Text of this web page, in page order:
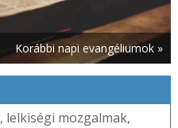
Korábbi napi evangéliumok »
, lelkiségi mozgalmak,